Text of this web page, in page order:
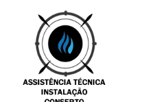
conteúdo